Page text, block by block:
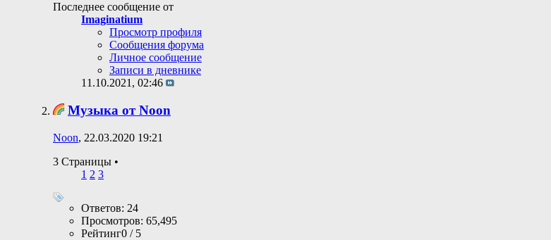
Последнее сообщение от
Imaginatium
Просмотр профиля
Сообщения форума
Личное сообщение
Записи в дневнике
11.10.2021, 02:46
Музыка от Noon
Noon, 22.03.2020 19:21
3 Страницы •
1 2 3
Ответов: 24
Просмотров: 65,495
Рейтинг0 / 5